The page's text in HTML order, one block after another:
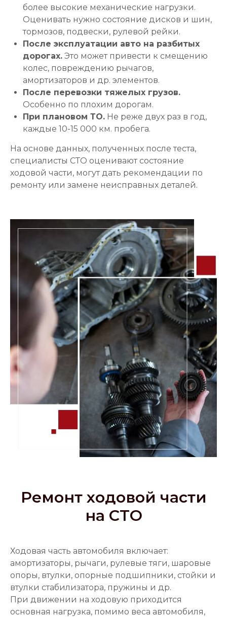
более высокие механические нагрузки.
Оценивать нужно состояние дисков и шин,
тормозов, подвески, рулевой рейки.
После эксплуатации авто на разбитых
дорогах. Это может привести к смещению
колес, повреждению рычагов,
амортизаторов и др. элементов.
После перевозки тяжелых грузов.
Особенно по плохим дорогам.
При плановом ТО. Не реже двух раз в год,
каждые 10-15 000 км. пробега.
На основе данных, полученных после теста,
специалисты СТО оценивают состояние
ходовой части, могут дать рекомендации по
ремонту или замене неисправных деталей.
Ремонт ходовой части
на СТО
Ходовая часть автомобиля включает:
амортизаторы, рычаги, рулевые тяги, шаровые
опоры, втулки, опорные подшипники, стойки и
втулки стабилизатора, пружины и др.
При движении на ходовую приходится
основная нагрузка, помимо веса автомобиля,